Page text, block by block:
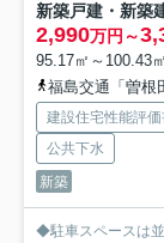
2,990万円～
95.17㎡～100.43
福島交通「曽根
建設住宅性能評
公共下水
新築
◆駐車スペースは